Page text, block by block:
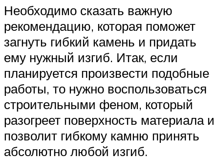
Необходимо сказать важную
рекомендацию, которая поможет
загнуть гибкий камень и придать
ему нужный изгиб. Итак, если
планируется произвести подобные
работы, то нужно воспользоваться
строительными феном, который
разогреет поверхность материала и
позволит гибкому камню принять
абсолютно любой изгиб.